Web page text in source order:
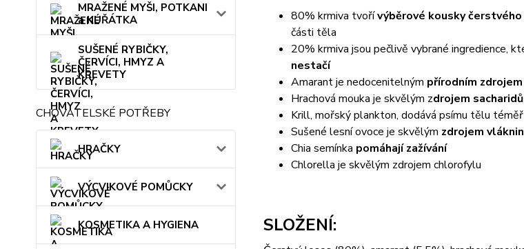
MRAŽENÉ MYŠI, POTKANI
a KUŘÁTKA
SUŠENÉ RYBIČKY,
ČERVÍCI, HMYZ A
KREVETY
CHOVATELSKÉ POTŘEBY
HRAČKY
VÝCVIKOVÉ POMŮCKY
KOSMETIKA A HYGIENA
80% krmiva tvořívýběrové kousky
části těla
20% krmiva jsou pečlivě vybrané ingredience,
nestačí
Amarant je nedocenitelným přírodním
Hrachová mouka je skvělým zdrojem
Krill, mořský plankton, dodává psímu tělu téměř
Sušené lesní ovoce je skvělým zdrojem
Chia semínka pomáhají zažívání
Chlorella je skvělým zdrojem chlorofylu
SLOŽENÍ: